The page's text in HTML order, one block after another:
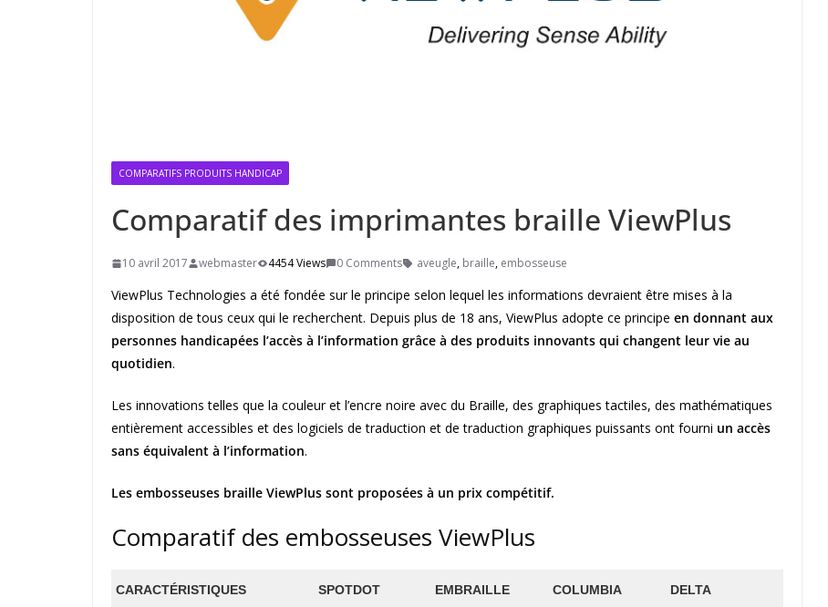
COMPARATIFS PRODUITS HANDICAP
Comparatif des imprimantes braille ViewPlus
10 avril 2017 webmaster 4454 Views 0 Comments aveugle, braille, embosseuse
ViewPlus Technologies a été fondée sur le principe selon lequel les informations devraient être mises à la
disposition de tous ceux qui le recherchent. Depuis plus de 18 ans, ViewPlus adopte ce principe en donnant aux
personnes handicapées l’accès à l’information grâce à des produits innovants qui changent leur vie au
quotidien.
Les innovations telles que la couleur et l’encre noire avec du Braille, des graphiques tactiles, des mathématiques
entièrement accessibles et des logiciels de traduction et de traduction graphiques puissants ont fourni un accès
sans équivalent à l’information.
Les embosseuses braille ViewPlus sont proposées à un prix compétitif.
Comparatif des embosseuses ViewPlus
CARACTÉRISTIQUES SPOTDOT EMBRAILLE COLUMBIA DELTA